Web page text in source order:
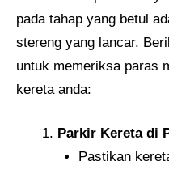
pada tahap yang betul
stereng yang lancar.
untuk memeriksa paras
kereta anda:
Parkir Kereta di
Pastikan